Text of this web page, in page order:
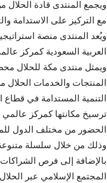
ويجمع المنتدى قادة الحلال
مع التركيز على الاستدامة
ويُعد المنتدى منصة
العربية السعودية كمركز
ويمثل منتدى مكة للحلال
المنتجات والخدمات الحلال
التنمية المستدامة في قطاع
ترسيخ مكانتها كمركز
الحضور من مختلف الدول
وذلك من خلال سلسلة
بالإضافة إلى فرص الشراكات
المجتمع الإسلامي عبر